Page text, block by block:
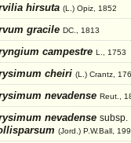
hirsuta (L.) Opiz, 1852
gracile DC., 1813
campestre L., 1753
cheiri (L.) Crantz,
nevadense Reut.,
nevadense subsp.
(Jord.) P.W.Ball,